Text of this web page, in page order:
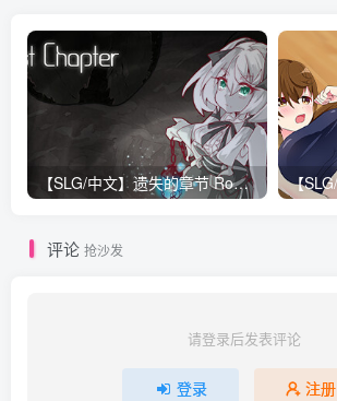
【SLG/中文】遗失的章节 Roguelite卡牌 Build.11735601 STEAM官方中文版【682M】
评论 抢沙发
请登录后发表评论
登录 注册